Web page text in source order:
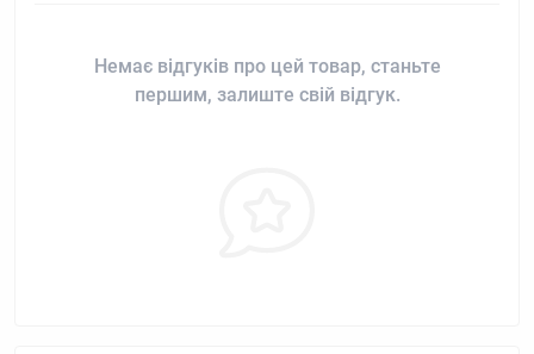
Немає відгуків про цей товар, станьте
першим, залиште свій відгук.